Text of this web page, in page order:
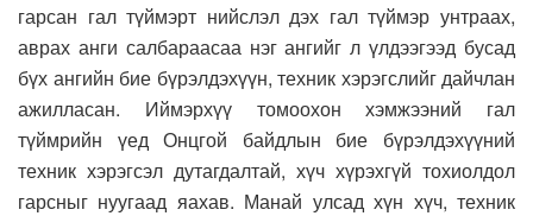
гарсан гал түймэрт нийслэл дэх гал түймэр унтраах,
аврах анги салбараасаа нэг ангийг л үлдээгээд бусад
бүх ангийн бие бүрэлдэхүүн, техник хэрэгслийг дайчлан
ажилласан. Иймэрхүү томоохон хэмжээний гал
түймрийн үед Онцгой байдлын бие бүрэлдэхүүний
техник хэрэгсэл дутагдалтай, хүч хүрэхгүй тохиолдол
гарсныг нуугаад яахав. Манай улсад хүн хүч, техник